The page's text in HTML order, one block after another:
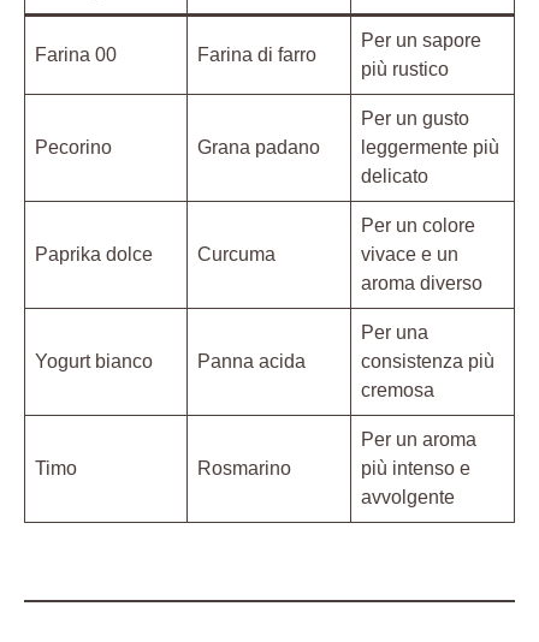
Farina 00 Farina di farro
Per un sapore
più rustico
Pecorino Grana padano
Per un gusto
leggermente più
delicato
Paprika dolce Curcuma
Per un colore
vivace e un
aroma diverso
Yogurt bianco Panna acida
Per una
consistenza più
cremosa
Timo Rosmarino
Per un aroma
più intenso e
avvolgente